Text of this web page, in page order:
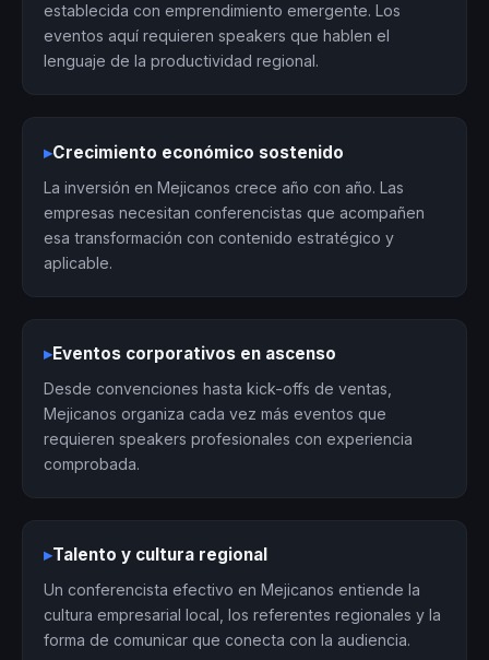
establecida con emprendimiento emergente. Los
eventos aquí requieren speakers que hablen el
lenguaje de la productividad regional.
▸Crecimiento económico sostenido
La inversión en Mejicanos crece año con año. Las
empresas necesitan conferencistas que acompañen
esa transformación con contenido estratégico y
aplicable.
▸Eventos corporativos en ascenso
Desde convenciones hasta kick-offs de ventas,
Mejicanos organiza cada vez más eventos que
requieren speakers profesionales con experiencia
comprobada.
▸Talento y cultura regional
Un conferencista efectivo en Mejicanos entiende la
cultura empresarial local, los referentes regionales y la
forma de comunicar que conecta con la audiencia.